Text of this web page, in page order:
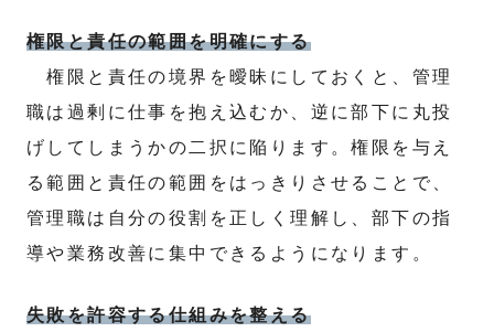
権限と責任の範囲を明確にする
権限と責任の境界を曖昧にしておくと、管理
職は過剰に仕事を抱え込むか、逆に部下に丸投
げしてしまうかの二択に陥ります。権限を与え
る範囲と責任の範囲をはっきりさせることで、
管理職は自分の役割を正しく理解し、部下の指
導や業務改善に集中できるようになります。
失敗を許容する仕組みを整える